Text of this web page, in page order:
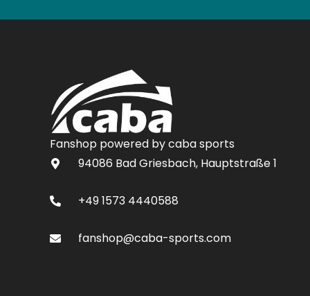
Fanshop powered by caba sports
94086 Bad Griesbach, Hauptstraße 1
+49 1573 4440588
fanshop@caba-sports.com